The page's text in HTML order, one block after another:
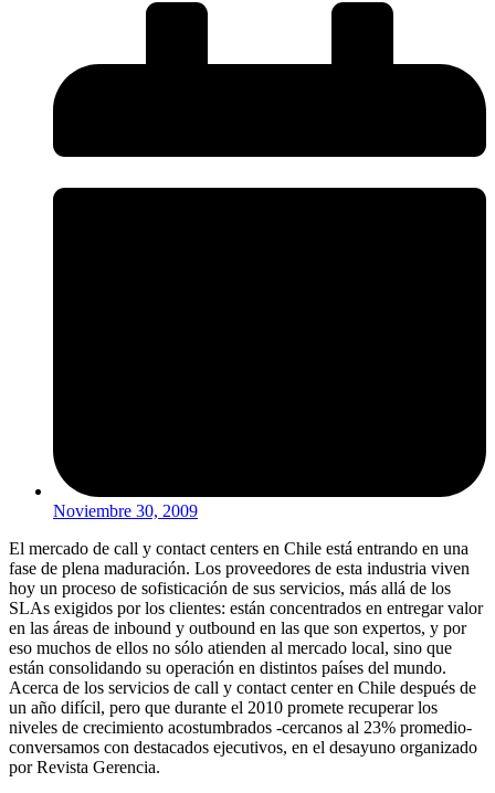
Noviembre 30, 2009
El mercado de call y contact centers en Chile está entrando en una
fase de plena maduración. Los proveedores de esta industria viven
hoy un proceso de sofisticación de sus servicios, más allá de los
SLAs exigidos por los clientes: están concentrados en entregar valor
en las áreas de inbound y outbound en las que son expertos, y por
eso muchos de ellos no sólo atienden al mercado local, sino que
están consolidando su operación en distintos países del mundo.
Acerca de los servicios de call y contact center en Chile después de
un año difícil, pero que durante el 2010 promete recuperar los
niveles de crecimiento acostumbrados -cercanos al 23% promedio-
conversamos con destacados ejecutivos, en el desayuno organizado
por Revista Gerencia.